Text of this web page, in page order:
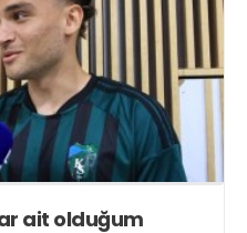
ait olduğum